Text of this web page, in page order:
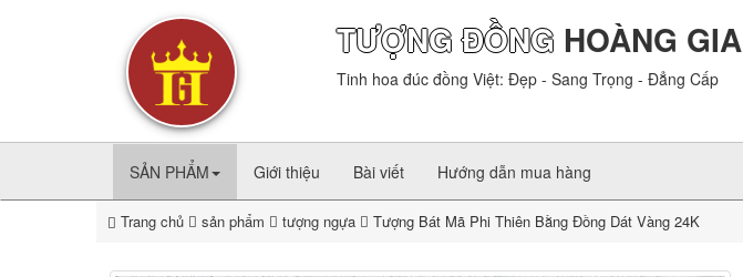
TƯỢNG ĐỒNG HOÀNG GIA
Tinh hoa đúc đồng Việt: Đẹp - Sang Trọng - Đẳng Cấp
SẢN PHẨM Giới thiệu Bài viết Hướng dẫn mua hàng
Trang chủ sản phẩm tượng ngựa Tượng Bát Mã Phi Thiên Bằng Đồng Dát Vàng 24K